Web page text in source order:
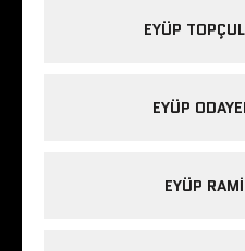
EYÜP
EYÜP
EYÜP